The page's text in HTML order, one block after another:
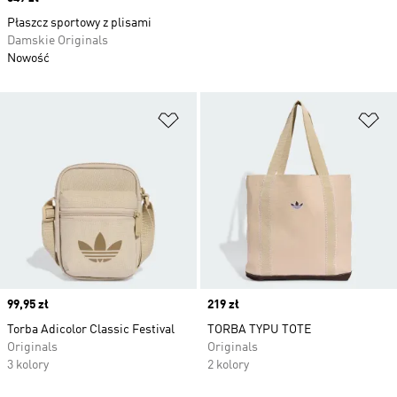
Dodaj do listy życzeń
Price
99,95 zł
Torba Adicolor Classic Festival
Originals
3 kolory
Price
219 zł
TORBA TYPU TOTE
Originals
2 kolory
Płaszcz sportowy z plisami
Damskie Originals
Nowość